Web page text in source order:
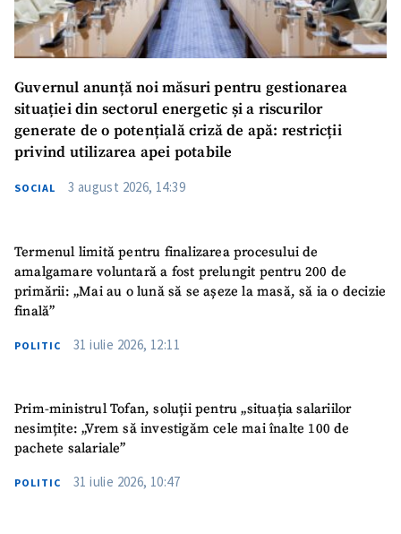
Guvernul anunță noi măsuri pentru gestionarea
situației din sectorul energetic și a riscurilor
generate de o potențială criză de apă: restricții
privind utilizarea apei potabile
SOCIAL 3 august 2026, 14:39
Termenul limită pentru finalizarea procesului de
amalgamare voluntară a fost prelungit pentru 200 de
primării: „Mai au o lună să se așeze la masă, să ia o decizie
finală”
POLITIC 31 iulie 2026, 12:11
Prim-ministrul Tofan, soluții pentru „situația salariilor
nesimțite: „Vrem să investigăm cele mai înalte 100 de
pachete salariale”
POLITIC 31 iulie 2026, 10:47